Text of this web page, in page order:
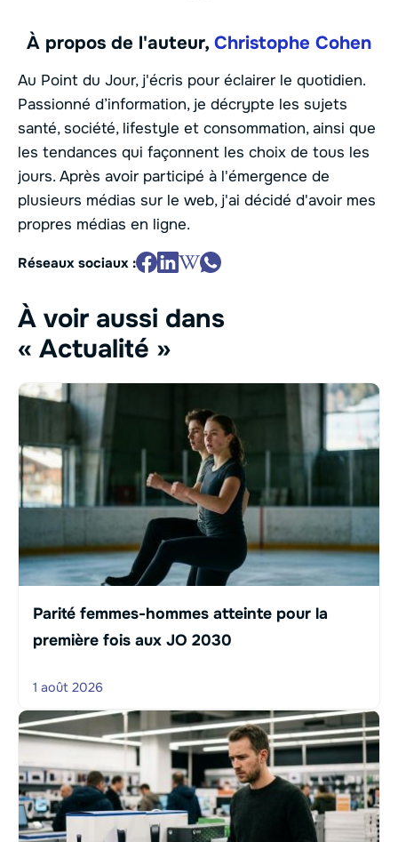
À propos de l'auteur, Christophe Cohen
Au Point du Jour, j'écris pour éclairer le quotidien.
Passionné d’information, je décrypte les sujets
santé, société, lifestyle et consommation, ainsi que
les tendances qui façonnent les choix de tous les
jours. Après avoir participé à l'émergence de
plusieurs médias sur le web, j'ai décidé d'avoir mes
propres médias en ligne.
Réseaux sociaux :
À voir aussi dans
« Actualité »
Parité femmes-hommes atteinte pour la
première fois aux JO 2030
1 août 2026